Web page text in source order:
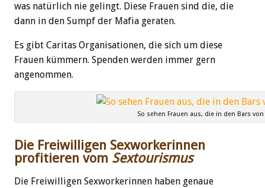
was natürlich nie gelingt. Diese Frauen sind die, die
dann in den Sumpf der Mafia geraten.
Es gibt Caritas Organisationen, die sich um diese
Frauen kümmern. Spenden werden immer gern
angenommen.
So sehen Frauen aus, die in den Bars
Die Freiwilligen Sexworkerinnen
profitieren vom Sextourismus
Die Freiwilligen Sexworkerinnen haben genaue